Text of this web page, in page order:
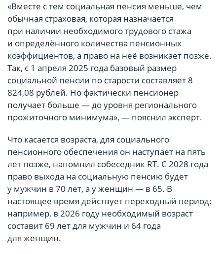
«Вместе с тем социальная пенсия меньше, чем
обычная страховая, которая назначается
при наличии необходимого трудового стажа
и определённого количества пенсионных
коэффициентов, а право на неё возникает позже.
Так, с 1 апреля 2025 года базовый размер
социальной пенсии по старости составляет 8
824,08 рублей. Но фактически пенсионер
получает больше — до уровня регионального
прожиточного минимума», — пояснил эксперт.
Что касается возраста, для социального
пенсионного обеспечения он наступает на пять
лет позже, напомнил собеседник RT. С 2028 года
право выхода на социальную пенсию будет
у мужчин в 70 лет, а у женщин — в 65. В
настоящее время действует переходный период:
например, в 2026 году необходимый возраст
составит 69 лет для мужчин и 64 года
для женщин.